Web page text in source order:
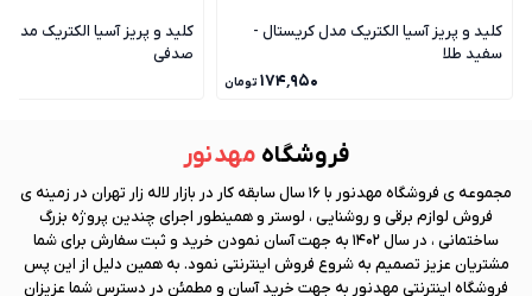
کلید و پریز آسیا الکتریک مدل کریستال -
سفید طلا
۱۷۴٬۹۵۰ تومان
کلید و پریز آسیا الکتریک مدل
صدفی
فروشگاه مهد نور
مجموعه ی فروشگاه مهد نور
با 16 سال سابقه کار در بازار لاله زار تهران در زمینه ی
فروش لوازم برقی و روشنایی ، لوستر و همینطور اجرای چندین پروژه بزرگ
ساختمانی ، در سال 1402 به جهت آسان نمودن خرید و ثبت سفارش برای شما
مشتریان عزیز تصمیم به شروع فروش اینترنتی نمود. به همین دلیل از این پس
فروشگاه اینترنتی مهد نور به جهت خرید آسان و مطمئن در دسترس شما عزیزان